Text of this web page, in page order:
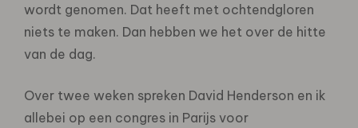
wordt genomen. Dat heeft met ochtendgloren
niets te maken. Dan hebben we het over de hitte
van de dag.
Over twee weken spreken David Henderson en ik
allebei op een congres in Parijs voor